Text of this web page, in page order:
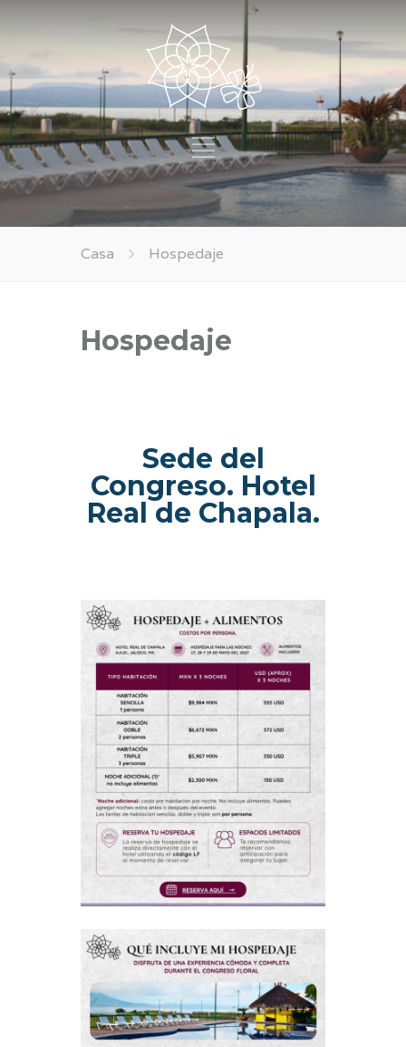
Casa Hospedaje
Hospedaje
Sede del
Congreso. Hotel
Real de Chapala.